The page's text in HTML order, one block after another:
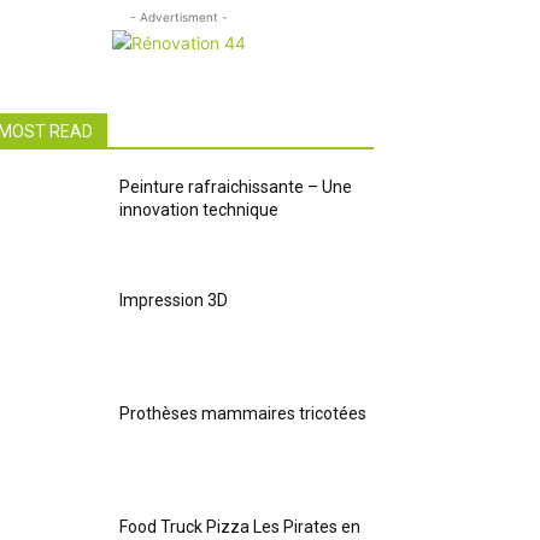
- Advertisment -
READ
Peinture rafraichissante – Une
innovation technique
Impression 3D
Prothèses mammaires tricotées
Food Truck Pizza Les Pirates en